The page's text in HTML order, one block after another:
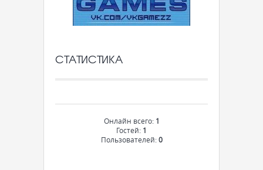
СТАТИСТИКА
Онлайн всего: 1
Гостей: 1
Пользователей:0